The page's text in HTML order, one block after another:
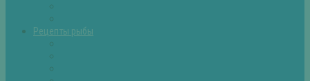
Рецепты рыбы